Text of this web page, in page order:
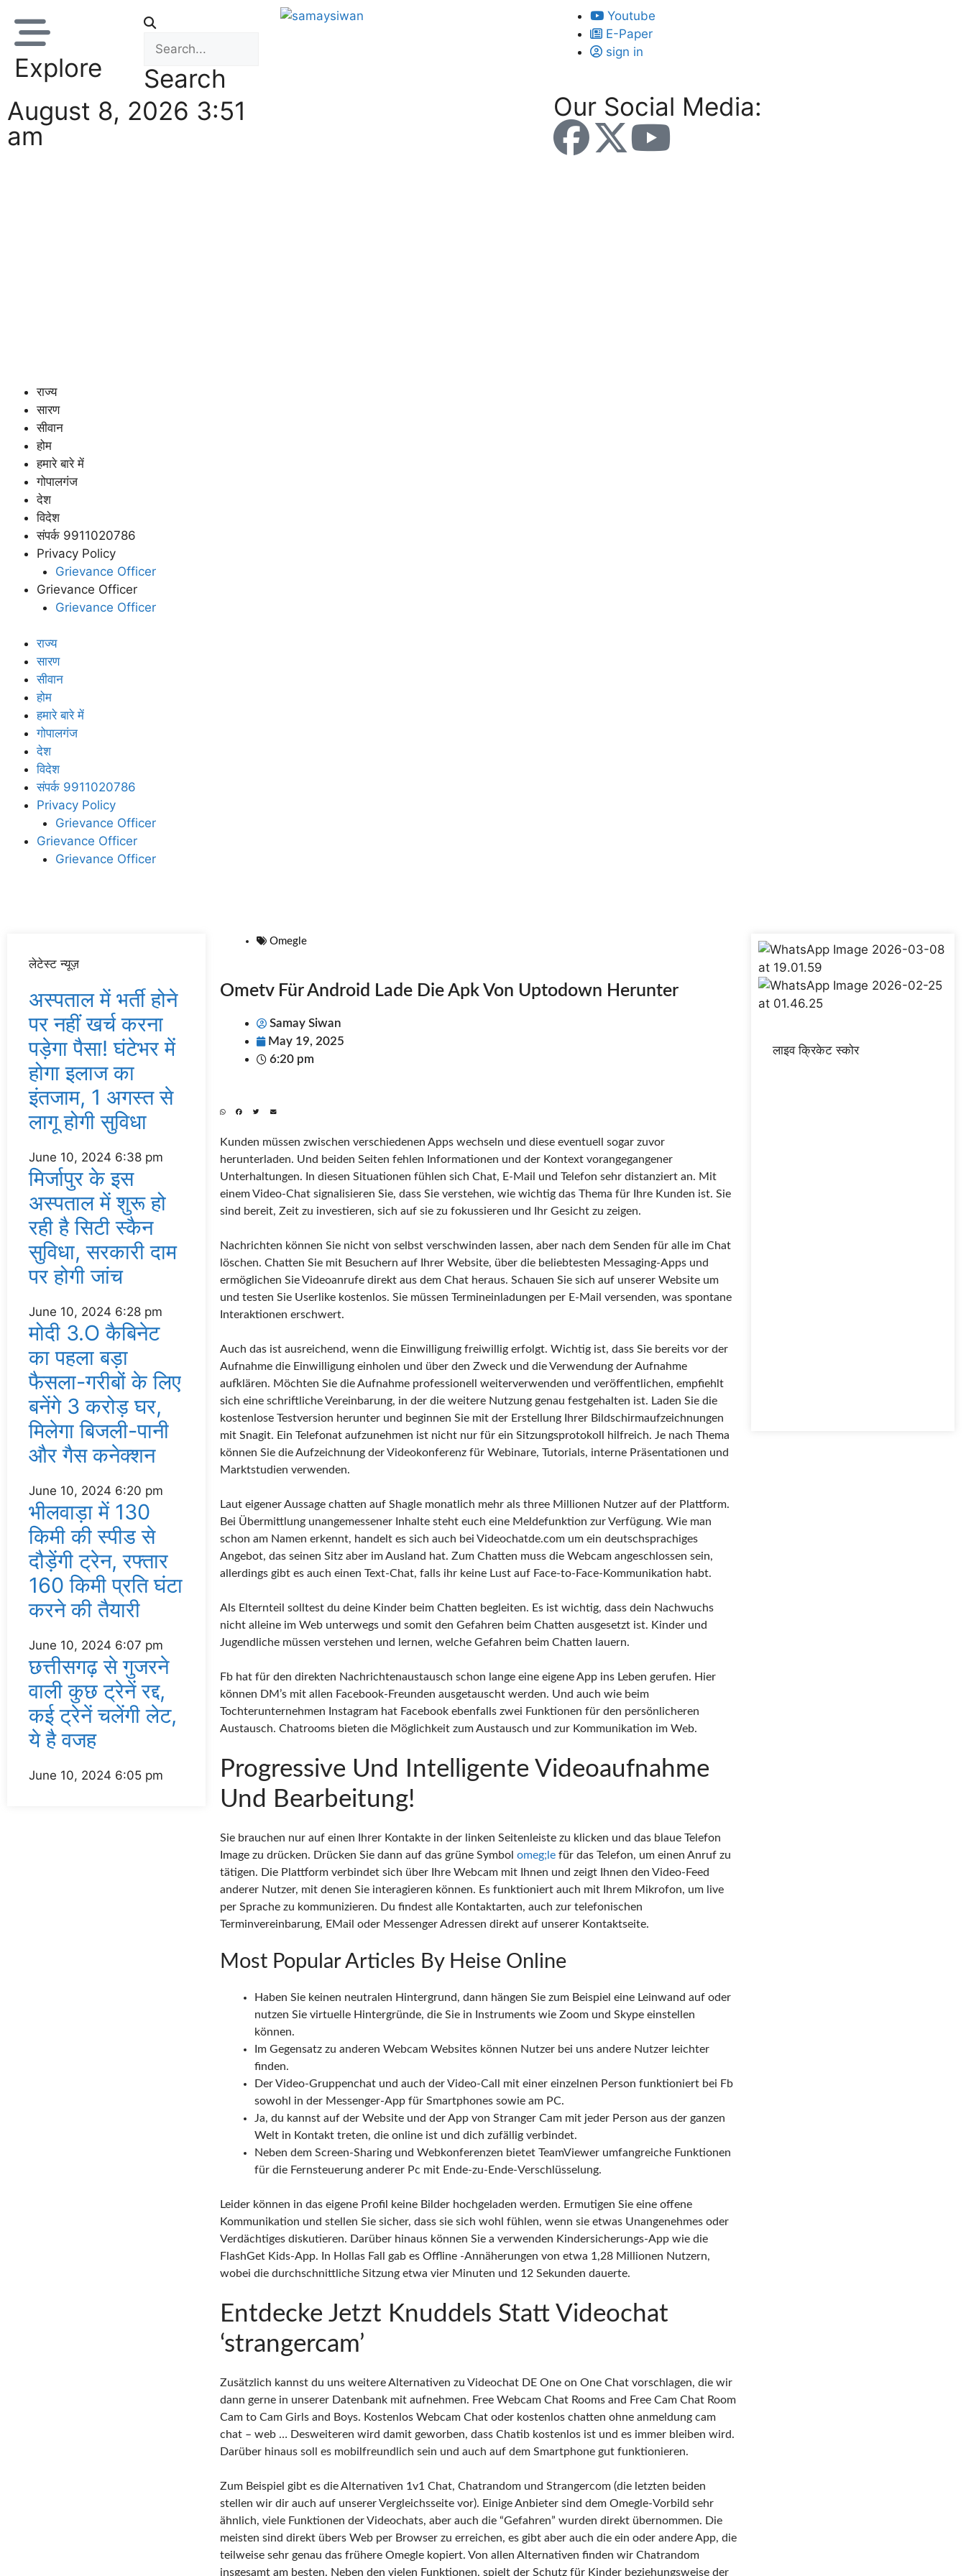
Explore
Search
August 8, 2026 3:51
am
Youtube
E-Paper
sign in
Our Social Media:
राज्य
सारण
सीवान
होम
हमारे बारे में
गोपालगंज
देश
विदेश
संपर्क 9911020786
Privacy Policy
Grievance Officer
Grievance Officer
Grievance Officer
राज्य
सारण
सीवान
होम
हमारे बारे में
गोपालगंज
देश
विदेश
संपर्क 9911020786
Privacy Policy
Grievance Officer
Grievance Officer
Grievance Officer
लेटेस्ट न्यूज़
अस्‍पताल में भर्ती होने
पर नहीं खर्च करना
पड़ेगा पैसा! घंटेभर में
होगा इलाज का
इंतजाम, 1 अगस्‍त से
लागू होगी सुविधा
June 10, 2024 6:38 pm
मिर्जापुर के इस
अस्पताल में शुरू हो
रही है सिटी स्कैन
सुविधा, सरकारी दाम
पर होगी जांच
June 10, 2024 6:28 pm
मोदी 3.O कैबिनेट
का पहला बड़ा
फैसला-गरीबों के ल‍िए
बनेंगे 3 करोड़ घर,
म‍िलेगा बिजली-पानी
और गैस कनेक्‍शन
June 10, 2024 6:20 pm
भीलवाड़ा में 130
किमी की स्पीड से
दौड़ेंगी ट्रेन, रफ्तार
160 किमी प्रति घंटा
करने की तैयारी
June 10, 2024 6:07 pm
छत्तीसगढ़ से गुजरने
वाली कुछ ट्रेनें रद्द,
कई ट्रेनें चलेंगी लेट,
ये है वजह
June 10, 2024 6:05 pm
Omegle
Ometv Für Android Lade Die Apk Von Uptodown Herunter
Samay Siwan
May 19, 2025
6:20 pm
Kunden müssen zwischen verschiedenen Apps wechseln und diese eventuell sogar zuvor
herunterladen. Und beiden Seiten fehlen Informationen und der Kontext vorangegangener
Unterhaltungen. In diesen Situationen fühlen sich Chat, E-Mail und Telefon sehr distanziert an. Mit
einem Video-Chat signalisieren Sie, dass Sie verstehen, wie wichtig das Thema für Ihre Kunden ist. Sie
sind bereit, Zeit zu investieren, sich auf sie zu fokussieren und Ihr Gesicht zu zeigen.
Nachrichten können Sie nicht von selbst verschwinden lassen, aber nach dem Senden für alle im Chat
löschen. Chatten Sie mit Besuchern auf Ihrer Website, über die beliebtesten Messaging-Apps und
ermöglichen Sie Videoanrufe direkt aus dem Chat heraus. Schauen Sie sich auf unserer Website um
und testen Sie Userlike kostenlos. Sie müssen Termineinladungen per E-Mail versenden, was spontane
Interaktionen erschwert.
Auch das ist ausreichend, wenn die Einwilligung freiwillig erfolgt. Wichtig ist, dass Sie bereits vor der
Aufnahme die Einwilligung einholen und über den Zweck und die Verwendung der Aufnahme
aufklären. Möchten Sie die Aufnahme professionell weiterverwenden und veröffentlichen, empfiehlt
sich eine schriftliche Vereinbarung, in der die weitere Nutzung genau festgehalten ist. Laden Sie die
kostenlose Testversion herunter und beginnen Sie mit der Erstellung Ihrer Bildschirmaufzeichnungen
mit Snagit. Ein Telefonat aufzunehmen ist nicht nur für ein Sitzungsprotokoll hilfreich. Je nach Thema
können Sie die Aufzeichnung der Videokonferenz für Webinare, Tutorials, interne Präsentationen und
Marktstudien verwenden.
Laut eigener Aussage chatten auf Shagle monatlich mehr als three Millionen Nutzer auf der Plattform.
Bei Übermittlung unangemessener Inhalte steht euch eine Meldefunktion zur Verfügung. Wie man
schon am Namen erkennt, handelt es sich auch bei Videochatde.com um ein deutschsprachiges
Angebot, das seinen Sitz aber im Ausland hat. Zum Chatten muss die Webcam angeschlossen sein,
allerdings gibt es auch einen Text-Chat, falls ihr keine Lust auf Face-to-Face-Kommunikation habt.
Als Elternteil solltest du deine Kinder beim Chatten begleiten. Es ist wichtig, dass dein Nachwuchs
nicht alleine im Web unterwegs und somit den Gefahren beim Chatten ausgesetzt ist. Kinder und
Jugendliche müssen verstehen und lernen, welche Gefahren beim Chatten lauern.
Fb hat für den direkten Nachrichtenaustausch schon lange eine eigene App ins Leben gerufen. Hier
können DM’s mit allen Facebook-Freunden ausgetauscht werden. Und auch wie beim
Tochterunternehmen Instagram hat Facebook ebenfalls zwei Funktionen für den persönlicheren
Austausch. Chatrooms bieten die Möglichkeit zum Austausch und zur Kommunikation im Web.
Progressive Und Intelligente Videoaufnahme
Und Bearbeitung!
Sie brauchen nur auf einen Ihrer Kontakte in der linken Seitenleiste zu klicken und das blaue Telefon
Image zu drücken. Drücken Sie dann auf das grüne Symbol omeg;lefür das Telefon, um einen Anruf zu
tätigen. Die Plattform verbindet sich über Ihre Webcam mit Ihnen und zeigt Ihnen den Video-Feed
anderer Nutzer, mit denen Sie interagieren können. Es funktioniert auch mit Ihrem Mikrofon, um live
per Sprache zu kommunizieren. Du findest alle Kontaktarten, auch zur telefonischen
Terminvereinbarung, EMail oder Messenger Adressen direkt auf unserer Kontaktseite.
Most Popular Articles By Heise Online
Haben Sie keinen neutralen Hintergrund, dann hängen Sie zum Beispiel eine Leinwand auf oder
nutzen Sie virtuelle Hintergründe, die Sie in Instruments wie Zoom und Skype einstellen
können.
Im Gegensatz zu anderen Webcam Websites können Nutzer bei uns andere Nutzer leichter
finden.
Der Video-Gruppenchat und auch der Video-Call mit einer einzelnen Person funktioniert bei Fb
sowohl in der Messenger-App für Smartphones sowie am PC.
Ja, du kannst auf der Website und der App von Stranger Cam mit jeder Person aus der ganzen
Welt in Kontakt treten, die online ist und dich zufällig verbindet.
Neben dem Screen-Sharing und Webkonferenzen bietet TeamViewer umfangreiche Funktionen
für die Fernsteuerung anderer Pc mit Ende-zu-Ende-Verschlüsselung.
Leider können in das eigene Profil keine Bilder hochgeladen werden. Ermutigen Sie eine offene
Kommunikation und stellen Sie sicher, dass sie sich wohl fühlen, wenn sie etwas Unangenehmes oder
Verdächtiges diskutieren. Darüber hinaus können Sie a verwenden Kindersicherungs-App wie die
FlashGet Kids-App. In Hollas Fall gab es Offline -Annäherungen von etwa 1,28 Millionen Nutzern,
wobei die durchschnittliche Sitzung etwa vier Minuten und 12 Sekunden dauerte.
Entdecke Jetzt Knuddels Statt Videochat
‘strangercam’
Zusätzlich kannst du uns weitere Alternativen zu Videochat DE One on One Chat vorschlagen, die wir
dann gerne in unserer Datenbank mit aufnehmen. Free Webcam Chat Rooms and Free Cam Chat Room
Cam to Cam Girls and Boys. Kostenlos Webcam Chat oder kostenlos chatten ohne anmeldung cam
chat – web … Desweiteren wird damit geworben, dass Chatib kostenlos ist und es immer bleiben wird.
Darüber hinaus soll es mobilfreundlich sein und auch auf dem Smartphone gut funktionieren.
Zum Beispiel gibt es die Alternativen 1v1 Chat, Chatrandom und Strangercom (die letzten beiden
stellen wir dir auch auf unserer Vergleichsseite vor). Einige Anbieter sind dem Omegle-Vorbild sehr
ähnlich, viele Funktionen der Videochats, aber auch die “Gefahren” wurden direkt übernommen. Die
meisten sind direkt übers Web per Browser zu erreichen, es gibt aber auch die ein oder andere App, die
teilweise sehr genau das frühere Omegle kopiert. Von allen Alternativen finden wir Chatrandom
insgesamt am besten. Neben den vielen Funktionen, spielt der Schutz für Kinder beziehungsweise der
लाइव क्रिकेट स्कोर